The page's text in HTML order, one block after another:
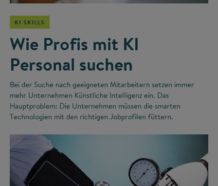
KI SKILLS
Wie Profis mit KI
Personal suchen
Bei der Suche nach geeigneten Mitarbeitern setzen immer
mehr Unternehmen Künstliche Intelligenz ein. Das
Hauptproblem: Die Unternehmen müssen die smarten
Technologien mit den richtigen Jobprofilen füttern.